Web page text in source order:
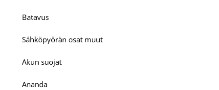
Batavus
Sähköpyörän osat muut
Akun suojat
Ananda